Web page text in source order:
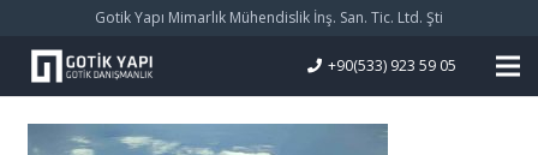
Gotik Yapı Mimarlık Mühendislik İnş. San. Tic. Ltd. Şti
+90(533) 923 59 05